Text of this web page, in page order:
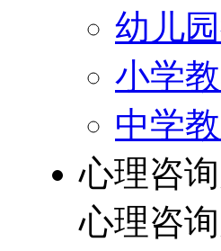
幼儿
小学
中学
心理咨
心理咨